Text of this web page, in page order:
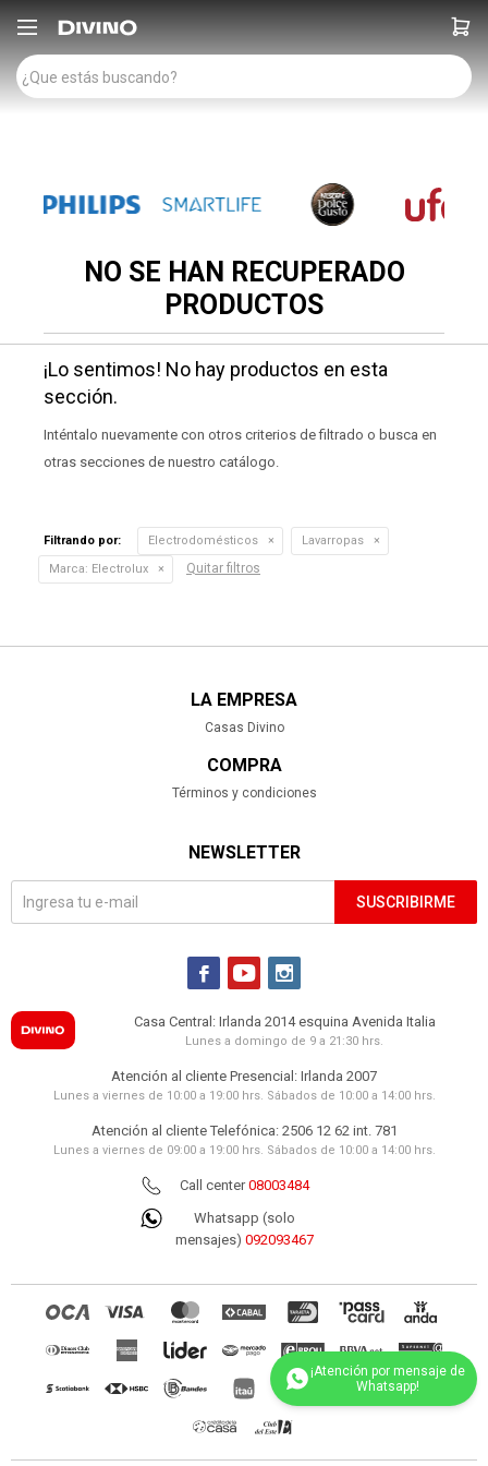

NO SE HAN RECUPERADO
PRODUCTOS
¡Lo sentimos! No hay productos en esta
sección.
Inténtalo nuevamente con otros criterios de filtrado o busca en
otras secciones de nuestro catálogo.
Filtrando por: Electrodomésticos
Lavarropas
Marca: Electrolux Quitar filtros
LA EMPRESA
Casas Divino
COMPRA
Términos y condiciones
NEWSLETTER
SUSCRIBIRME
  
Casa Central: Irlanda 2014 esquina Avenida Italia
Lunes a domingo de 9 a 21:30 hrs.
Atención al cliente Presencial: Irlanda 2007
Lunes a viernes de 10:00 a 19:00 hrs. Sábados de 10:00 a 14:00 hrs.
Atención al cliente Telefónica: 2506 12 62 int. 781
Lunes a viernes de 09:00 a 19:00 hrs. Sábados de 10:00 a 14:00 hrs.
Call center08003484
Whatsapp (solo
mensajes) 092093467